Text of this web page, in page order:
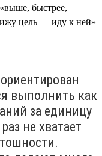
быстрее,
цель — иду к ней»
выполнить как
за единицу
не хватает